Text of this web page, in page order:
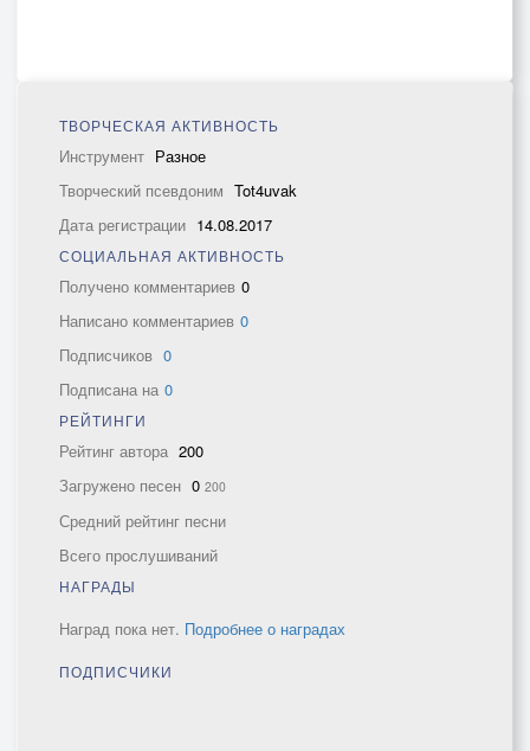
ТВОРЧЕСКАЯ АКТИВНОСТЬ
Инструмент Разное
Творческий псевдоним Tot4uvak
Дата регистрации 14.08.2017
СОЦИАЛЬНАЯ АКТИВНОСТЬ
Получено комментариев 0
Написано комментариев 0
Подписчиков 0
Подписана на 0
РЕЙТИНГИ
Рейтинг автора 200
Загружено песен 0 200
Средний рейтинг песни
Всего прослушиваний
НАГРАДЫ
Наград пока нет. Подробнее о наградах
ПОДПИСЧИКИ